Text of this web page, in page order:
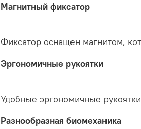
Магнитный фиксатор
Фиксатор оснащен магнитом,
Эргономичные рукоятки
Удобные эргономичные
Разнообразная биомеханика